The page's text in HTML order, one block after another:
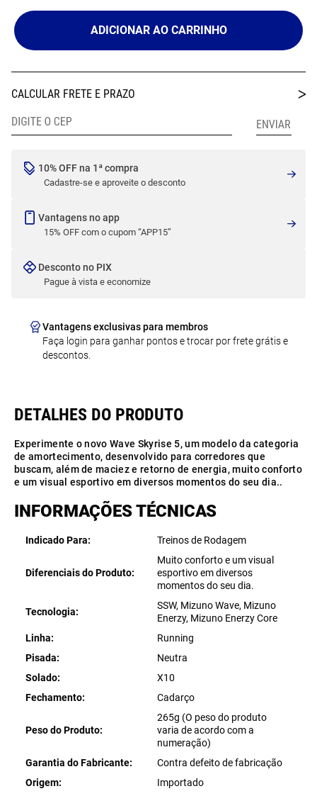
ADICIONAR AO CARRINHO
10% OFF na 1ª compra
Cadastre-se e aproveite o desconto
Vantagens no app
15% OFF com o cupom “APP15”
Desconto no PIX
Pague à vista e economize
Vantagens exclusivas para membros
Faça login para ganhar pontos e trocar por frete grátis e
descontos.
Experimente o novo Wave Skyrise 5, um modelo da categoria
de amortecimento, desenvolvido para corredores que
buscam, além de maciez e retorno de energia, muito conforto
e um visual esportivo em diversos momentos do seu dia..
INFORMAÇÕES TÉCNICAS
Indicado Para Treinos de Rodagem
Diferenciais do Produto
Muito conforto e um visual
esportivo em diversos
momentos do seu dia.
Tecnologia
SSW, Mizuno Wave, Mizuno
Enerzy, Mizuno Enerzy Core
Linha
Running
Pisada
Neutra
Solado
X10
Fechamento
Cadarço
Peso do Produto
265g (O peso do produto
varia de acordo com a
numeração)
Garantia do Fabricante
Contra defeito de fabricação
Origem
Importado